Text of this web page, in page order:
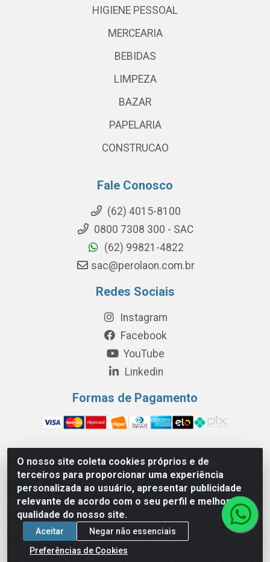
O nosso site coleta cookies próprios e de
terceiros para proporcionar uma experiência
personalizada ao usuário, apresentar publicidade
relevante de acordo com o seu perfil e melhorar a
qualidade do nosso site.
Aceitar
Negar não essenciais
Preferências de Cookies
HIGIENE PESSOAL
MERCEARIA
BEBIDAS
LIMPEZA
BAZAR
PAPELARIA
CONSTRUCAO
Fale Conosco
(62) 4015-8100
0800 7308 300 - SAC
(62) 99821-4822
sac@perolaon.com.br
Redes Sociais
Instagram
Facebook
YouTube
Linkedin
Formas de Pagamento
Perola Distribuição e Logística S/A - Av. Anhanguera km 24 N°
200 Bloco 12-A -Jardim Jaraguá, São Paulo/SP - Cep 05.275-
000 - CNPJ 06.204.131/0001-77